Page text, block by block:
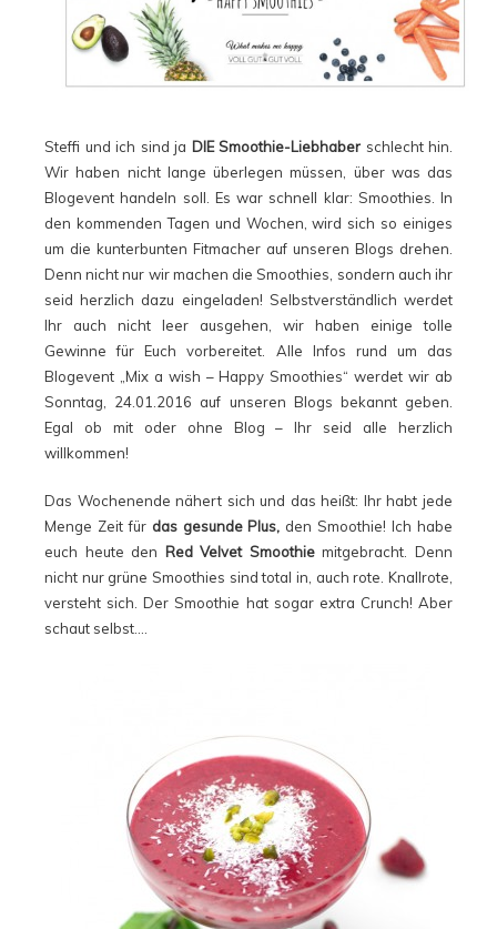
Steffi und ich sind ja DIE Smoothie-Liebhaber schlecht hin.
Wir haben nicht lange überlegen müssen, über was das
Blogevent handeln soll. Es war schnell klar: Smoothies. In
den kommenden Tagen und Wochen, wird sich so einiges
um die kunterbunten Fitmacher auf unseren Blogs drehen.
Denn nicht nur wir machen die Smoothies, sondern auch ihr
seid herzlich dazu eingeladen! Selbstverständlich werdet
Ihr auch nicht leer ausgehen, wir haben einige tolle
Gewinne für Euch vorbereitet. Alle Infos rund um das
Blogevent „Mix a wish – Happy Smoothies“ werdet wir ab
Sonntag, 24.01.2016 auf unseren Blogs bekannt geben.
Egal ob mit oder ohne Blog – Ihr seid alle herzlich
willkommen!
Das Wochenende nähert sich und das heißt: Ihr habt jede
Menge Zeit für das gesunde Plus, den Smoothie! Ich habe
euch heute den Red Velvet Smoothiemitgebracht. Denn
nicht nur grüne Smoothies sind total in, auch rote. Knallrote,
versteht sich. Der Smoothie hat sogar extra Crunch! Aber
schaut selbst….